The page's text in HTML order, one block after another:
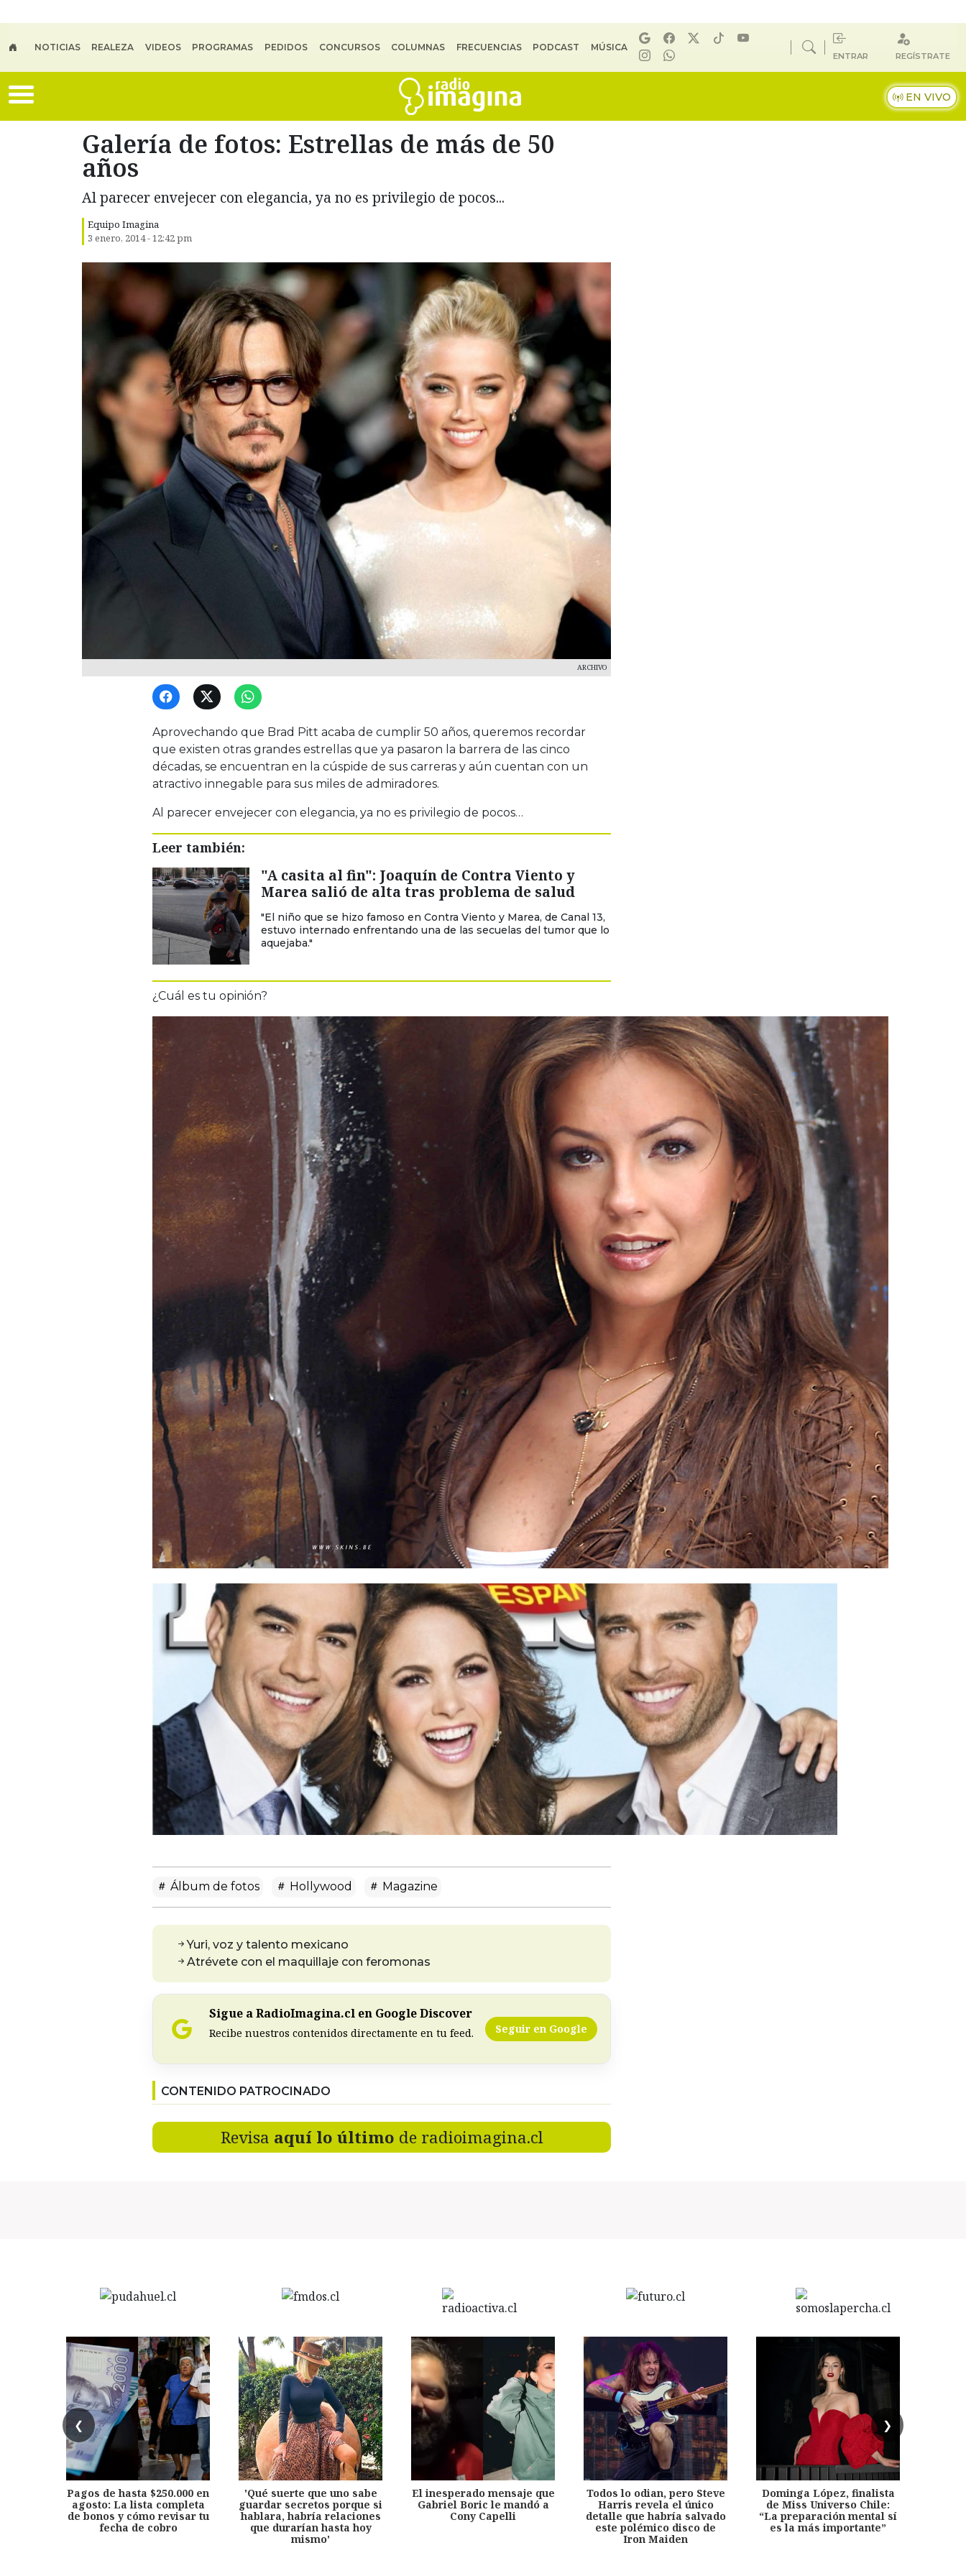
NOTICIAS REALEZA VIDEOS PROGRAMAS PEDIDOS CONCURSOS COLUMNAS FRECUENCIAS PODCAST MÚSICA
ENTRAR REGÍSTRATE
EN VIVO
Galería de fotos: Estrellas de más de 50
años
Al parecer envejecer con elegancia, ya no es privilegio de pocos...
Equipo Imagina
3 enero, 2014 - 12:42 pm
ARCHIVO
Aprovechando que Brad Pitt acaba de cumplir 50 años, queremos recordar
que existen otras grandes estrellas que ya pasaron la barrera de las cinco
décadas, se encuentran en la cúspide de sus carreras y aún cuentan con un
atractivo innegable para sus miles de admiradores.
Al parecer envejecer con elegancia, ya no es privilegio de pocos…
Leer también:
"A casita al fin": Joaquín de Contra Viento y
Marea salió de alta tras problema de salud
"El niño que se hizo famoso en Contra Viento y Marea, de Canal 13,
estuvo internado enfrentando una de las secuelas del tumor que lo
aquejaba."
¿Cuál es tu opinión?
Álbum de fotos Hollywood Magazine
Yuri, voz y talento mexicano
Atrévete con el maquillaje con feromonas
Sigue a RadioImagina.cl en Google Discover
Recibe nuestros contenidos directamente en tu feed. Seguir en Google
CONTENIDO PATROCINADO
Revisa aquí lo último de radioimagina.cl
❮ ❯
Pagos de hasta $250.000 en
agosto: La lista completa
de bonos y cómo revisar tu
fecha de cobro
'Qué suerte que uno sabe
guardar secretos porque si
hablara, habría relaciones
que durarían hasta hoy
mismo'
El inesperado mensaje que
Gabriel Boric le mandó a
Cony Capelli
Todos lo odian, pero Steve
Harris revela el único
detalle que habría salvado
este polémico disco de
Iron Maiden
Dominga López, finalista
de Miss Universo Chile:
“La preparación mental sí
es la más importante”